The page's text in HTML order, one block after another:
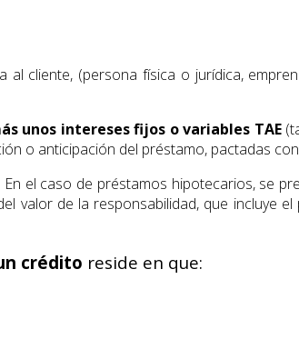
cliente, (persona física o jurídica,
unos intereses fijos o variables TAE
o anticipación del préstamo, pactadas
En el caso de préstamos hipotecarios, se
valor de la responsabilidad, que incluye
crédito reside en que: